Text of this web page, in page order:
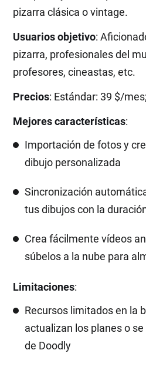
pizarra clásica o vintage.
Usuarios objetivo:
pizarra, profesionales del
profesores, cineastas, etc.
Precios: Estándar: 39 $/
Mejores características:
Importación de fotos y
dibujo personalizada
Sincronización
tus dibujos con la
Crea fácilmente vídeos
súbelos a la nube para
Limitaciones:
Recursos limitados en la
actualizan los planes o
de Doodly